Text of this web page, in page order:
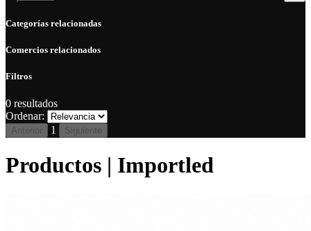
Categorías relacionadas
Comercios relacionados
Filtros
0 resultados
Ordenar:
Anterior 1 Siguiente
Productos | Importled